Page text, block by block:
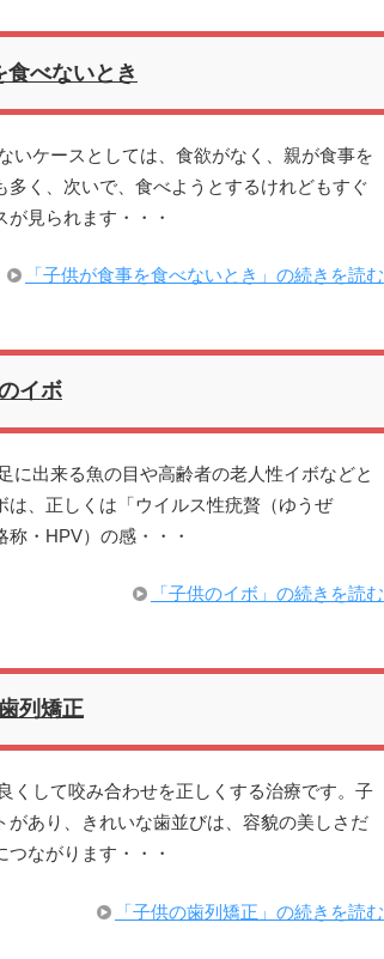
べないとき
いケースとしては、食欲がなく、親が食事を
く、次いで、食べようとするけれどもすぐ
見られます・・・
「子供が食事を食べないとき」の続きを読む
イボ
に出来る魚の目や高齢者の老人性イボなどと
、正しくは「ウイルス性疣贅（ゆうぜ
・HPV）の感・・・
「子供のイボ」の続きを読む
列矯正
くして咬み合わせを正しくする治療です。子
あり、きれいな歯並びは、容貌の美しさだ
ながります・・・
「子供の歯列矯正」の続きを読む